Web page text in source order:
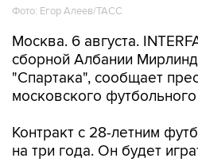
Фото: Егор Алеев/ТАСС
Москва. 6 августа.
сборной Албании
"Спартака", сообщает
московского
Контракт с 28-летним
на три года. Он будет